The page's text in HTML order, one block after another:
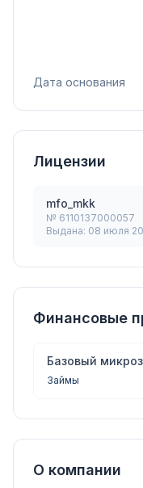
Дата основания
Лицензии
mfo_mkk
№ 6110137000057
Выдана: 08 июля
Финансовые
Базовый
Займы
О компании